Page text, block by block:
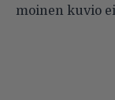
moinen kuvio